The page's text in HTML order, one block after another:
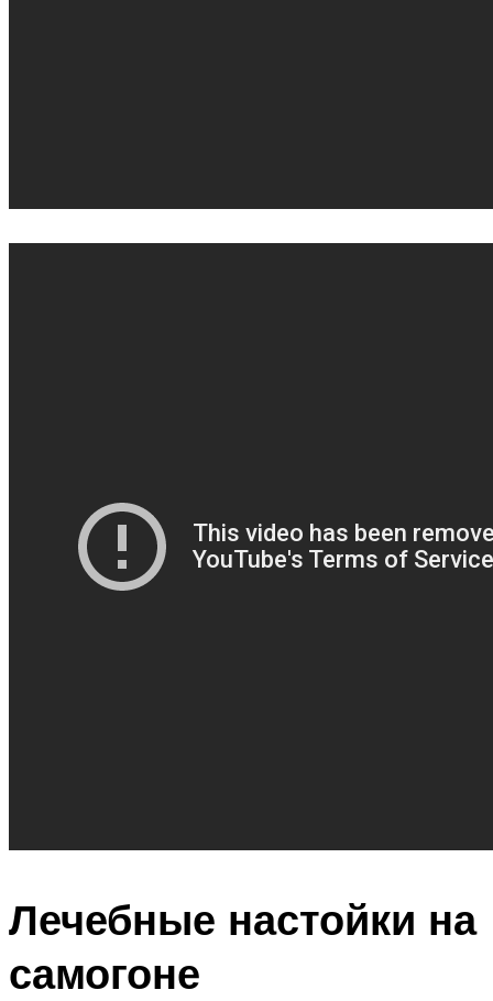
Лечебные настойки на
самогоне